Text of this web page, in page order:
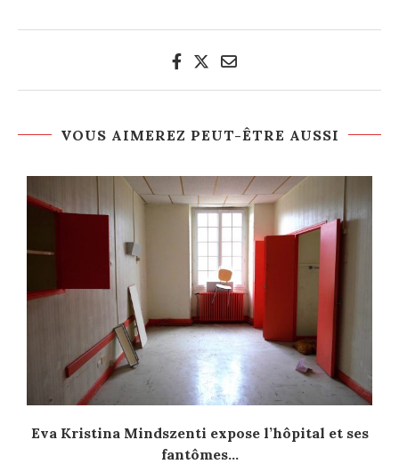
VOUS AIMEREZ PEUT-ÊTRE AUSSI
Eva Kristina Mindszenti expose l’hôpital et ses
fantômes...